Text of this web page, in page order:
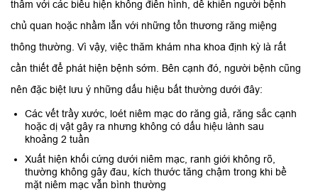
thầm với các biểu hiện không điển hình, dễ khiến người bệnh
chủ quan hoặc nhầm lẫn với những tổn thương răng miệng
thông thường. Vì vậy, việc thăm khám nha khoa định kỳ là rất
cần thiết để phát hiện bệnh sớm. Bên cạnh đó, người bệnh cũng
nên đặc biệt lưu ý những dấu hiệu bất thường dưới đây:
Các vết trầy xước, loét niêm mạc do răng giả, răng sắc cạnh
hoặc dị vật gây ra nhưng không có dấu hiệu lành sau
khoảng 2 tuần
Xuất hiện khối cứng dưới niêm mạc, ranh giới không rõ,
thường không gây đau, kích thước tăng chậm trong khi bề
mặt niêm mạc vẫn bình thường